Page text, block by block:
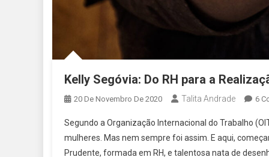
Kelly Segóvia: Do RH para a
20 De Novembro De 2020 Talita Andrade 6
Segundo a Organização Internacional do Trabalho
mulheres. Mas nem sempre foi assim. E aqui,
Prudente, formada em RH, e talentosa nata de